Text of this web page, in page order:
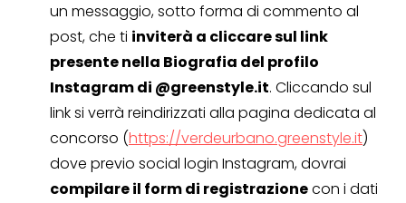
un messaggio, sotto forma di commento al
post, che ti inviterà a cliccare sul link
presente nella Biografia del profilo
Instagram di @greenstyle.it. Cliccando sul
link si verrà reindirizzati alla pagina dedicata al
concorso (https://verdeurbano.greenstyle.it)
dove previo social login Instagram, dovrai
compilare il form di registrazionecon i dati